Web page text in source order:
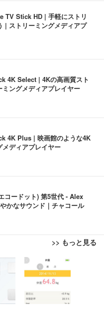
TV Stick HD | 手軽にストリ
| ストリーミングメディアプ
4K Select | 4Kの高画質スト
ングメディアプレイヤー
4K Plus | 映画館のような4K
ディアプレイヤー
ードット) 第5世代 - Alex
かなサウンド｜チャコール
>> もっと見る
ェア 椅子 テレワーク 疲れな
ト コンパクト 約105度ロッ
度回転 座面昇降 強化ナイロ
シュ 在宅ワーク H-WY01
ミアムモニター | FlexScan
UHD・USB Type-C・ホワ
トシーツ 薄型 レギュラー 1
イト 300枚